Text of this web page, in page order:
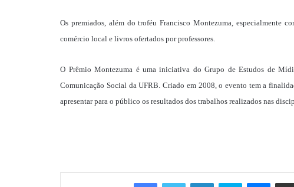
Os premiados, além do troféu Francisco Montezuma, especialmente
comércio local e livros ofertados por professores.
O Prêmio Montezuma é uma iniciativa do Grupo de Estudos de
Comunicação Social da UFRB. Criado em 2008, o evento tem a
apresentar para o público os resultados dos trabalhos realizados nas
FacebookTwitter LinkedinSkype